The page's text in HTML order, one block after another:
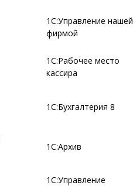
1С:Управление нашей
фирмой
1С:Рабочее место
кассира
1С:Бухгалтерия 8
1С:Архив
1С:Управление